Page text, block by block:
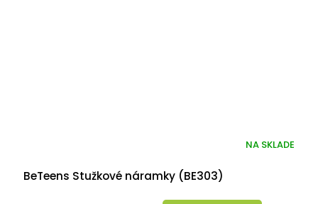
BeTeens Stužkové náramky (BE303)
NA SKLADE